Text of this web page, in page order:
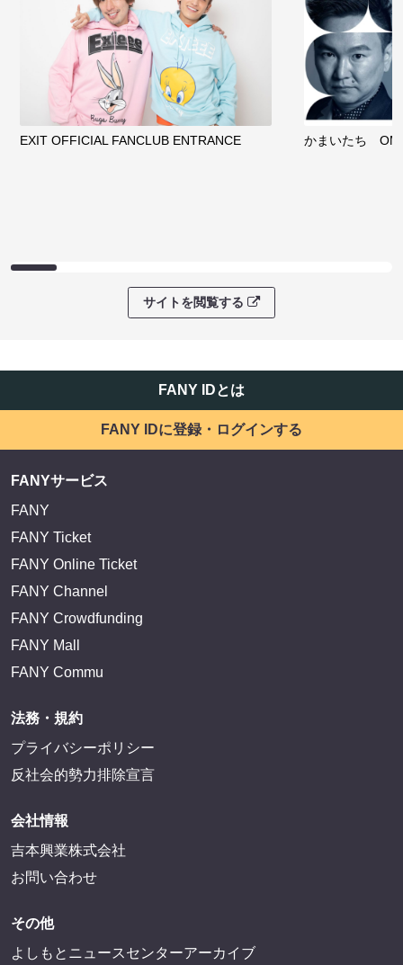
EXIT OFFICIAL FANCLUB ENTRANCE かまいたち
サイトを閲覧する
FANY IDとは
FANY IDに登録・ログインする
FANYサービス
FANY
FANY Ticket
FANY Online Ticket
FANY Channel
FANY Crowdfunding
FANY Mall
FANY Commu
法務・規約
プライバシーポリシー
反社会的勢力排除宣言
会社情報
吉本興業株式会社
お問い合わせ
その他
よしもとニュースセンターアーカイブ